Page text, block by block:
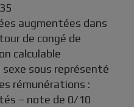
augmentées dans
de congé de
calculable
sexe sous représenté
rémunérations :
– note de 0/10